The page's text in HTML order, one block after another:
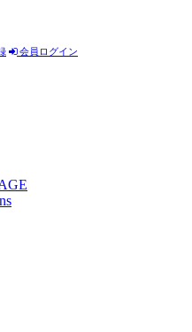
会員ログイン